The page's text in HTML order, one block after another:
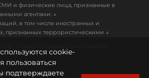
и физические лица, признанные в
агентами: ↓
в том числе иностранных и
признанных террористическими ↓
cookie-
подтверждаете